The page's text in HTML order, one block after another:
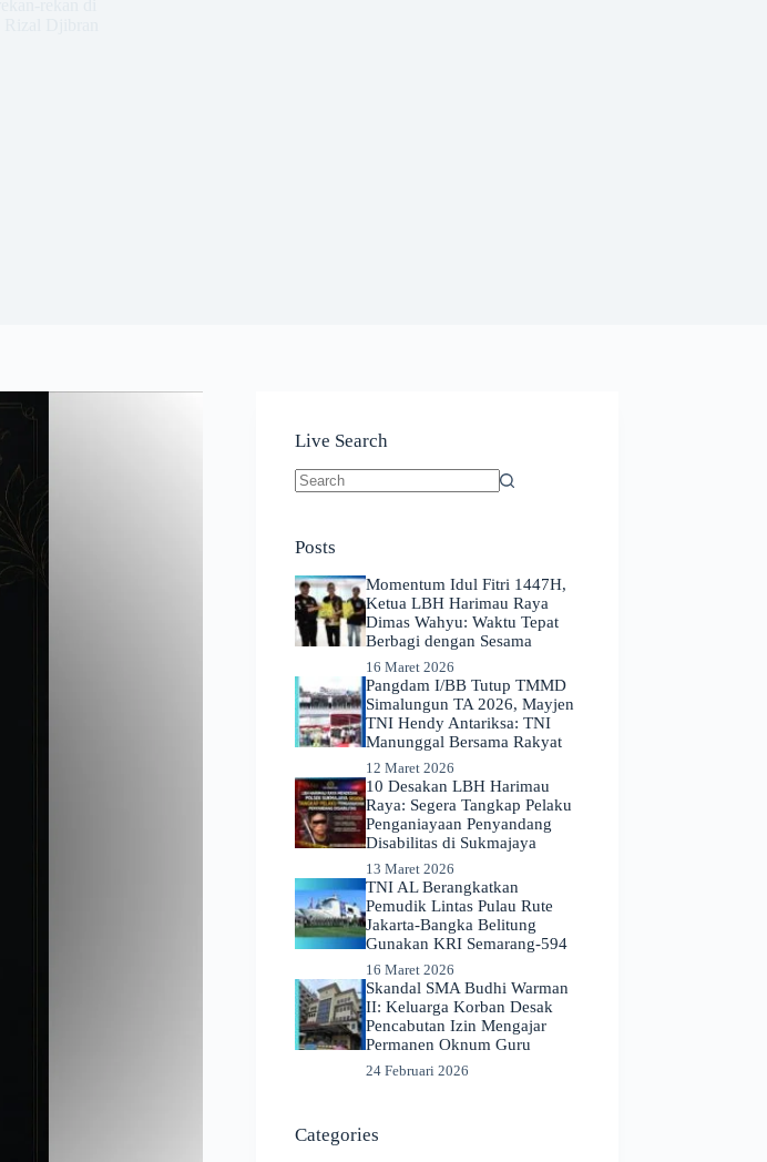
Live Search
Posts
Momentum Idul Fitri 1447H,
Ketua LBH Harimau Raya
Dimas Wahyu: Waktu Tepat
Berbagi dengan Sesama
16 Maret 2026
Pangdam I/BB Tutup TMMD
Simalungun TA 2026, Mayjen
TNI Hendy Antariksa: TNI
Manunggal Bersama Rakyat
12 Maret 2026
​10 Desakan LBH Harimau
Raya: Segera Tangkap Pelaku
Penganiayaan Penyandang
Disabilitas di Sukmajaya
13 Maret 2026
TNI AL Berangkatkan
Pemudik Lintas Pulau Rute
Jakarta-Bangka Belitung
Gunakan KRI Semarang-594
16 Maret 2026
Skandal SMA Budhi Warman
II: Keluarga Korban Desak
Pencabutan Izin Mengajar
Permanen Oknum Guru
24 Februari 2026
Categories